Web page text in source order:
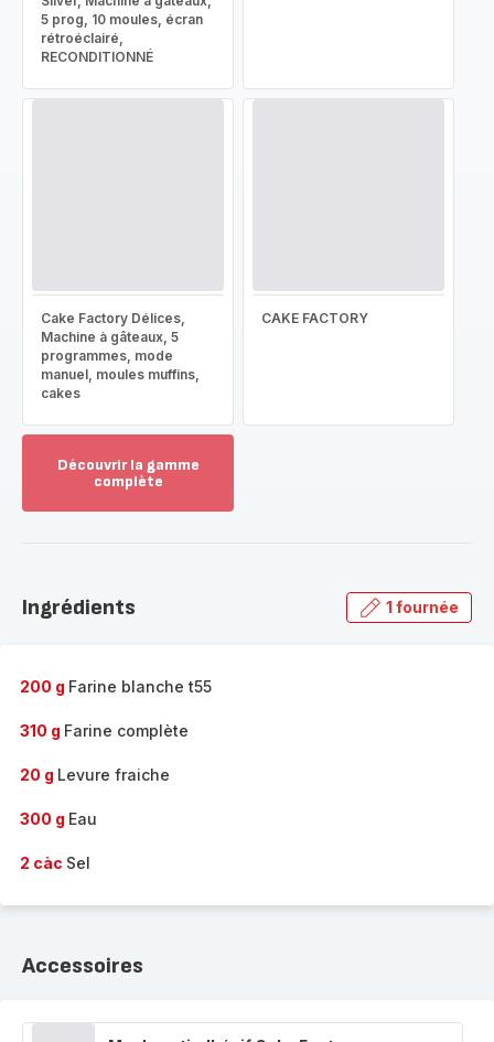
5 prog, 10 moules, écran
rétroéclairé,
RECONDITIONNÉ
Cake Factory Délices,
Machine à gâteaux, 5
programmes, mode
manuel, moules muffins,
cakes
CAKE FACTORY
Découvrir la gamme
complète
gamme
Ingrédients 1 fournée
200 g Farine blanche t55
310 g Farine complète
20 g Levure fraiche
300 g Eau
2 càc Sel
Accessoires